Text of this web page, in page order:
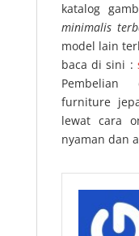
katalog
minimalis
model lain
baca di sini :
Pembelian
furniture
lewat cara
nyaman dan